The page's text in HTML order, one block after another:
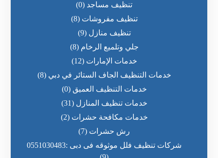
تنظيف مساجد (0)
تنظيف مفروشات (8)
تنظيف منازل (9)
جلي وتلميع الرخام (8)
خدمات الإمارات (12)
خدمات التنظيف الجاف الستائر في دبي (8)
خدمات التنظيف العميق (0)
خدمات تنظيف المنازل (31)
خدمات مكافحة حشرات (2)
رش حشرات (7)
شركات تنظيف فلل موثوقه فى دبى :0551030483